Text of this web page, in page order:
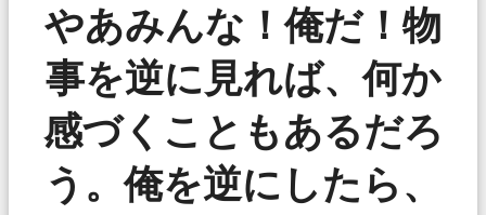
やあみんな！俺だ！物
事を逆に見れば、何か
感づくこともあるだろ
う。俺を逆にしたら、